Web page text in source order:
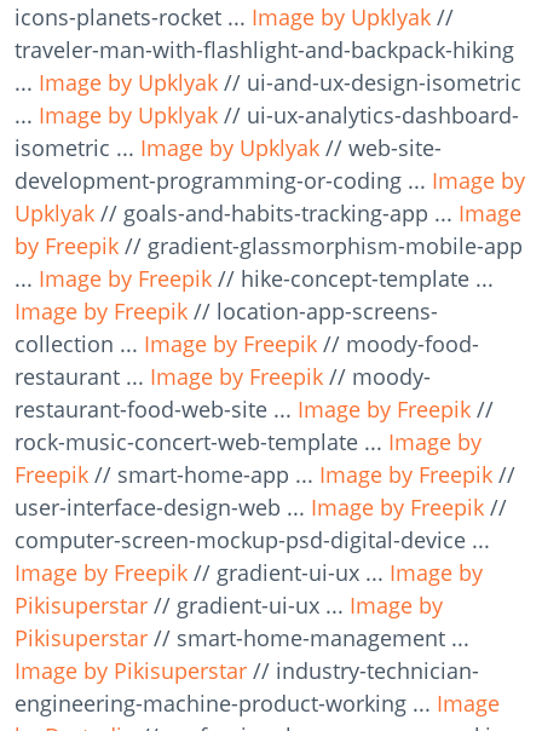
icons-planets-rocket ... Image by Upklyak //
traveler-man-with-flashlight-and-backpack-hiking
... Image by Upklyak // ui-and-ux-design-isometric
... Image by Upklyak // ui-ux-analytics-dashboard-
isometric ... Image by Upklyak // web-site-
development-programming-or-coding ... Image by
Upklyak // goals-and-habits-tracking-app ... Image
by Freepik // gradient-glassmorphism-mobile-app
... Image by Freepik // hike-concept-template ...
Image by Freepik // location-app-screens-
collection ... Image by Freepik // moody-food-
restaurant ... Image by Freepik // moody-
restaurant-food-web-site ... Image by Freepik //
rock-music-concert-web-template ... Image by
Freepik // smart-home-app ... Image by Freepik //
user-interface-design-web ... Image by Freepik //
computer-screen-mockup-psd-digital-device ...
Image by Freepik // gradient-ui-ux ... Image by
Pikisuperstar // gradient-ui-ux ... Image by
Pikisuperstar // smart-home-management ...
Image by Pikisuperstar // industry-technician-
engineering-machine-product-working ... Image